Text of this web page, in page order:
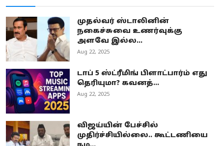
முதல்வர் ஸ்டாலினின்
நகைச்சுவை உணர்வுக்கு
அளவே இல்ல...
Aug 22, 2025
டாப் 5 ஸ்ட்ரீமிங் பிளாட்பார்ம் எது
தெரியுமா? கவனத்...
Aug 22, 2025
விஜய்யின் பேச்சில்
முதிர்ச்சியில்லை.. கூட்டணியை